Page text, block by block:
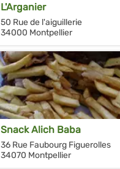
L'Arganier
50 Rue de l'aiguillerie
34000 Montpellier
Snack Alich Baba
36 Rue Faubourg Figuerolles
34070 Montpellier